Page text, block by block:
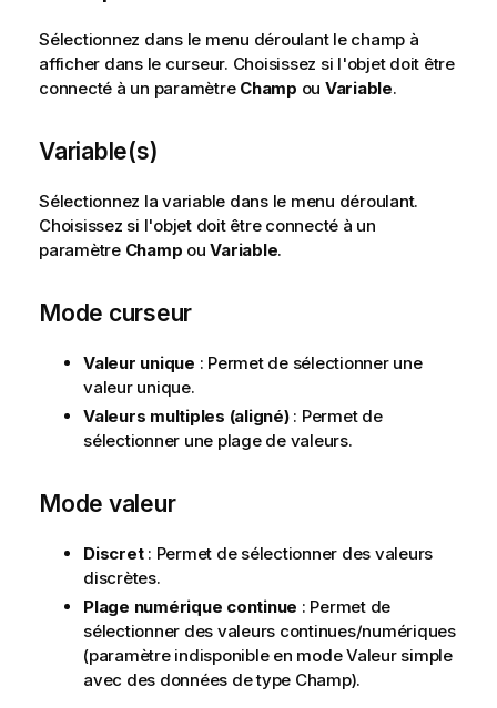
Sélectionnez dans le menu déroulant le champ à
afficher dans le curseur. Choisissez si l'objet doit être
connecté à un paramètre Champ ou Variable.
Variable(s)
Sélectionnez la variable dans le menu déroulant.
Choisissez si l'objet doit être connecté à un
paramètre Champ ouVariable.
Mode curseur
Valeur unique : Permet de sélectionner une
valeur unique.
Valeurs multiples (aligné): Permet de
sélectionner une plage de valeurs.
Mode valeur
Discret: Permet de sélectionner des valeurs
discrètes.
Plage numérique continue : Permet de
sélectionner des valeurs continues/numériques
(paramètre indisponible en mode Valeur simple
avec des données de type Champ).